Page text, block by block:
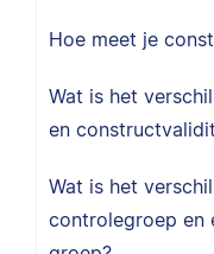
Hoe meet je
Wat is het
en
Wat is het
controlegroep en